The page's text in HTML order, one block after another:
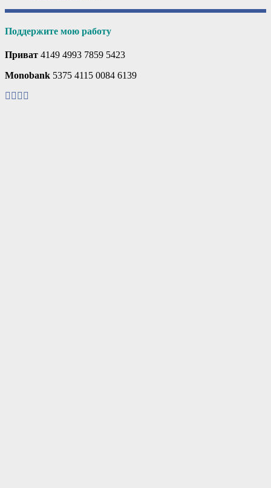
Поддержите мою работу
Приват 4149 4993 7859 5423
Monobank 5375 4115 0084 6139